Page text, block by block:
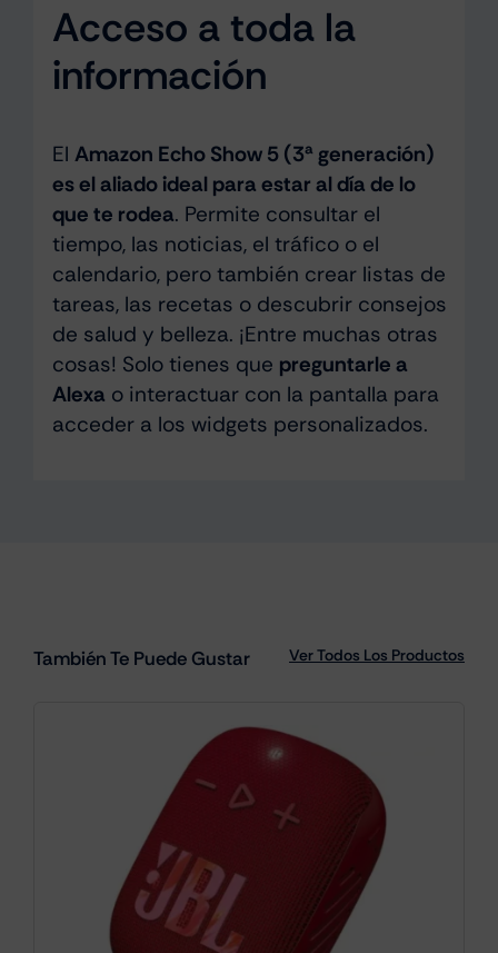
Acceso a toda la
información
El Amazon Echo Show 5 (3ª generación)
es el aliado ideal para estar al día de lo
que te rodea. Permite consultar el
tiempo, las noticias, el tráfico o el
calendario, pero también crear listas de
tareas, las recetas o descubrir consejos
de salud y belleza. ¡Entre muchas otras
cosas! Solo tienes que preguntarle a
Alexa o interactuar con la pantalla para
acceder a los widgets personalizados.
También Te Puede Gustar Ver Todos Los Productos